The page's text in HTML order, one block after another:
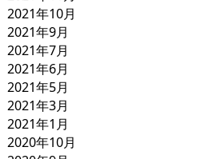
2021年10月
2021年9月
2021年7月
2021年6月
2021年5月
2021年3月
2021年1月
2020年10月